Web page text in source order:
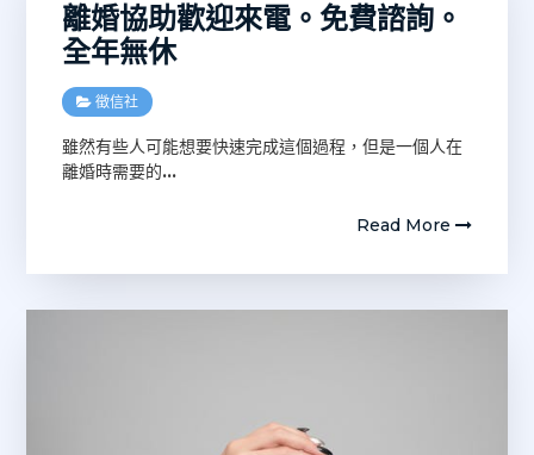
離婚協助歡迎來電。免費諮詢。
全年無休
徵信社
雖然有些人可能想要快速完成這個過程，但是一個人在
離婚時需要的…
Read More